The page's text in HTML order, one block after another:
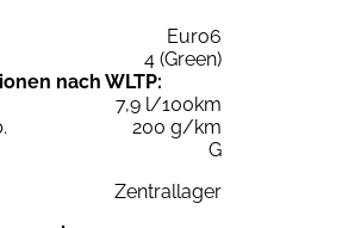
Euro6
4 (Green)
nach WLTP:
7,9 l/100km
200 g/km
G
Zentrallager